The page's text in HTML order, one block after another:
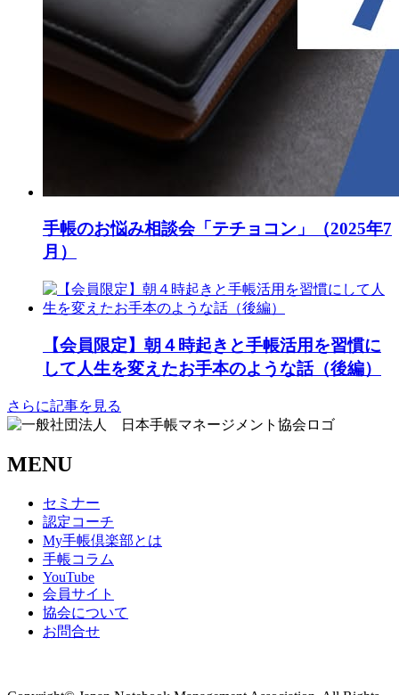
手帳のお悩み相談会「テチョコン」（2025年7
月）
【会員限定】朝４時起きと手帳活用を習慣に
して人生を変えたお手本のような話（後編）
さらに記事を見る
MENU
セミナー
認定コーチ
My手帳倶楽部とは
手帳コラム
YouTube
会員サイト
協会について
お問合せ